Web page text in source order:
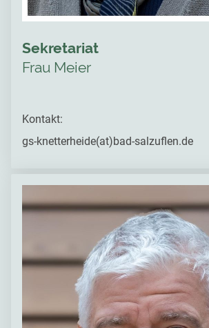
Sekretariat
Frau Meier
Kontakt:
gs-knetterheide(at)bad-salzuflen.de